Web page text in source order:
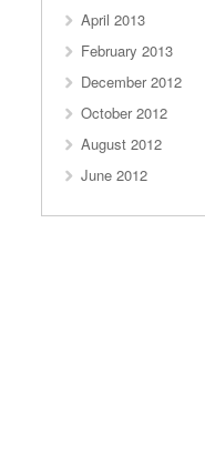
April 2013
February 2013
December 2012
October 2012
August 2012
June 2012